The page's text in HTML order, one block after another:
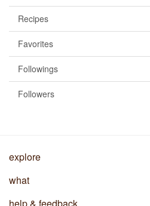
Recipes
Favorites
Followings
Followers
explore
what